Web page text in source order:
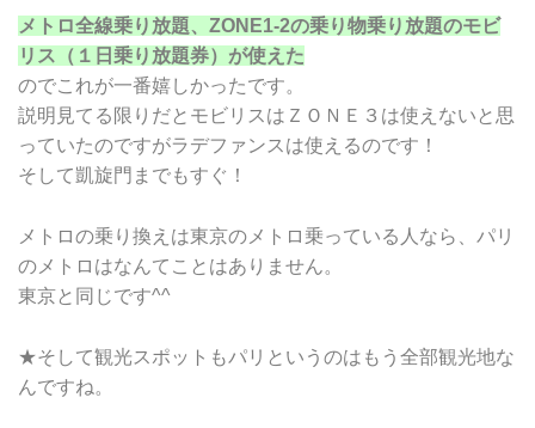
メトロ全線乗り放題、ZONE1-2の乗り物乗り放題のモビ
リス（１日乗り放題券）が使えた
のでこれが一番嬉しかったです。
説明見てる限りだとモビリスはＺＯＮＥ３は使えないと思
っていたのですがラデファンスは使えるのです！
そして凱旋門までもすぐ！
メトロの乗り換えは東京のメトロ乗っている人なら、パリ
のメトロはなんてことはありません。
東京と同じです^^
★そして観光スポットもパリというのはもう全部観光地な
んですね。